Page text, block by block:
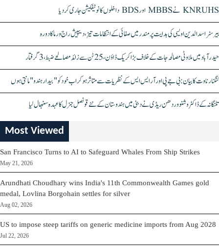
KNRUHS نے MBBS اور BDS داخلوں کا نوٹیفکیشن جاری کر دیا
بیرسٹر اسدالدین اویسی کی ہدایت پر مندر میں صفائی کے انتظامات تیز، دیپیش راج ورما کا دورہ
حیدرآباد میں ملاوٹی مصالحہ جات کے خلاف بڑا کریک ڈاؤن، 25 ٹن سے زائد مصالحے ضبط، 3 گرفتار
کنگنا رناوت کا بیان: بی جے پی اور آر ایس ایس کے نظریات سے متاثر ہو کر اب خود کو "بیدار ہندو" مانتی ہوں
تلنگانہ کے ڈاکٹر وشنو وردھن ریڈی نے دبئی میں ہندوستان کے نئے قونصل جنرل کا عہدہ سنبھال لیا
Most Viewed
San Francisco Turns to AI to Safeguard Whales From Ship Strikes
May 21, 2026
Arundhati Choudhary wins India's 11th Commonwealth Games gold
medal, Lovlina Borgohain settles for silver
Aug 02, 2026
US to impose steep tariffs on generic medicine imports from Aug 2028
Jul 22, 2026